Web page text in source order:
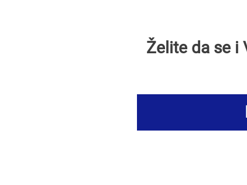
Želite da se i